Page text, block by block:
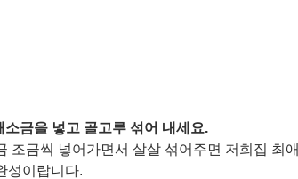
금을 넣고 골고루 섞어 내세요.
조금씩 넣어가면서 살살 섞어주면 저희집 최애
성이랍니다.